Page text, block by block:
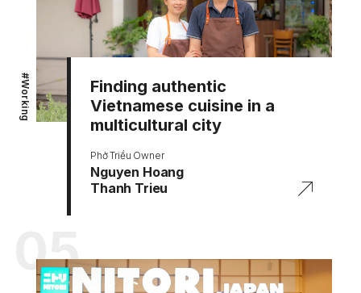
#
Working
Finding authentic
Vietnamese cuisine in a
multicultural city
Phở Triều Owner
Nguyen Hoang
Thanh Trieu
05